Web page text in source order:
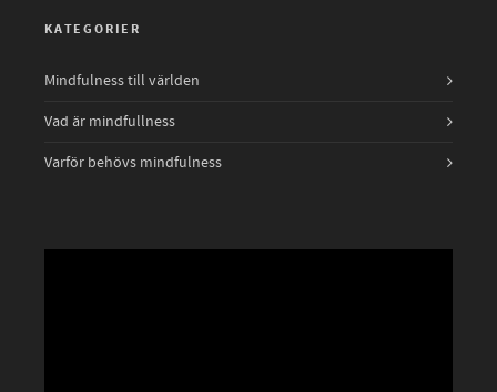
KATEGORIER
Mindfulness till världen
Vad är mindfullness
Varför behövs mindfulness